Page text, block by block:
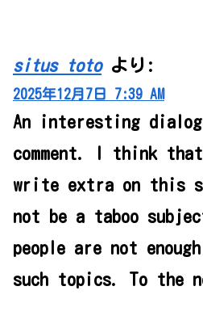
situs toto より:
2025年12月7日 7:39 AM
An interesting
comment. I think that
write extra on this
not be a taboo
people are not
such topics. To the